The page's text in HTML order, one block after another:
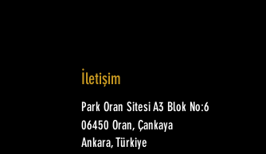
İletişim
Park Oran Sitesi A3 Blok No:6
06450 Oran, Çankaya
Ankara, Türkiye